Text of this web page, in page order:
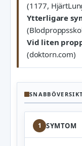
(1177,
Ytterligare
Vid liten
(doktorn.com)
1 SYMTOM